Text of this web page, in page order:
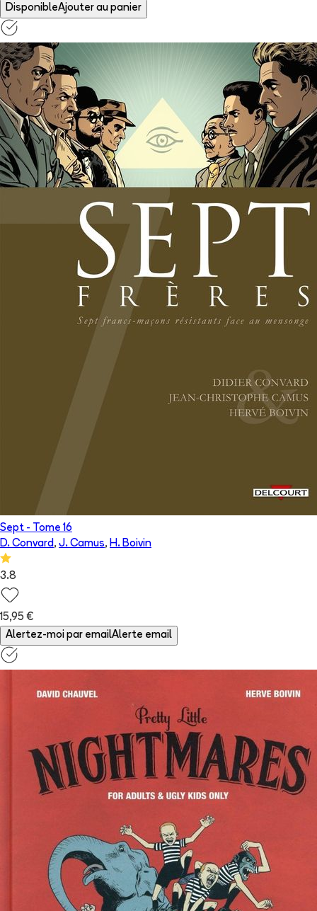
DisponibleAjouter au panier
Sept - Tome 16
D. Convard, J. Camus, H. Boivin
3.8
15,95 €
Alertez-moi par emailAlerte email